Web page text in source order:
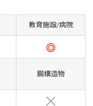
教育施設/病院
鋼構造物